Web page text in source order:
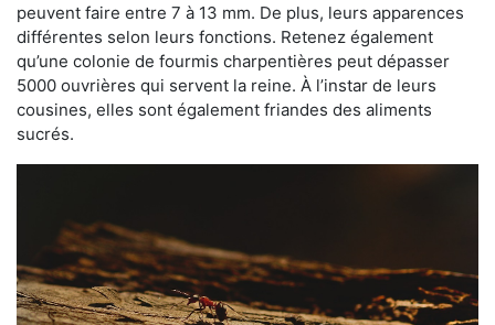
peuvent faire entre 7 à 13 mm. De plus, leurs apparences
différentes selon leurs fonctions. Retenez également
qu’une colonie de fourmis charpentières peut dépasser
5000 ouvrières qui servent la reine. À l’instar de leurs
cousines, elles sont également friandes des aliments
sucrés.